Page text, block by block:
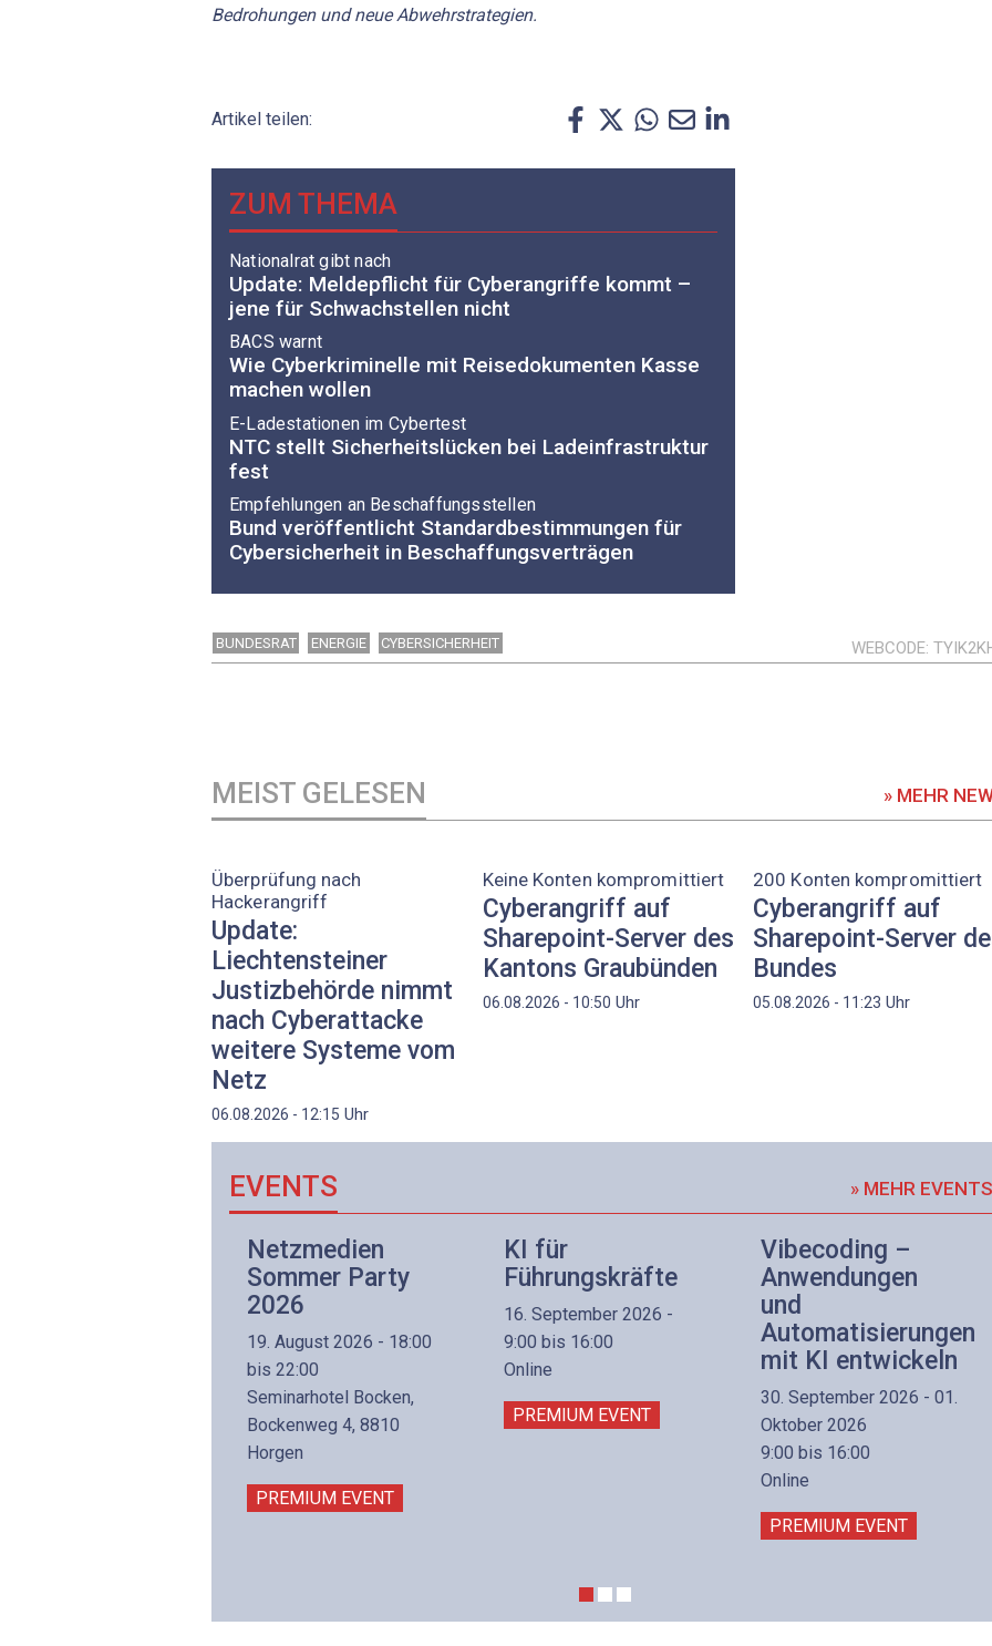
Bedrohungen und neue Abwehrstrategien.
Artikel teilen:
ZUM THEMA
Nationalrat gibt nach
Update: Meldepflicht für Cyberangriffe kommt –
jene für Schwachstellen nicht
BACS warnt
Wie Cyberkriminelle mit Reisedokumenten Kasse
machen wollen
E-Ladestationen im Cybertest
NTC stellt Sicherheitslücken bei Ladeinfrastruktur
fest
Empfehlungen an Beschaffungsstellen
Bund veröffentlicht Standardbestimmungen für
Cybersicherheit in Beschaffungsverträgen
BUNDESRAT ENERGIE CYBERSICHERHEIT WEBCODE
MEIST GELESEN » MEHR
Überprüfung nach
Hackerangriff
Update:
Liechtensteiner
Justizbehörde nimmt
nach Cyberattacke
weitere Systeme vom
Netz
06.08.2026 - 12:15 Uhr
Keine Konten kompromittiert
Cyberangriff auf
Sharepoint-Server des
Kantons Graubünden
06.08.2026 - 10:50 Uhr
200 Konten kompromittiert
Cyberangriff auf
Sharepoint-Server
Bundes
05.08.2026 - 11:23 Uhr
EVENTS » MEHR EVENTS
Netzmedien
Sommer Party
2026
19. August 2026 - 18:00
bis 22:00
Seminarhotel Bocken,
Bockenweg 4, 8810
Horgen
PREMIUM EVENT
KI für
Führungskräfte
16. September 2026 -
9:00 bis 16:00
Online
PREMIUM EVENT
Vibecoding –
Anwendungen
und
Automatisierungen
mit KI entwickeln
30. September 2026 - 01.
Oktober 2026
9:00 bis 16:00
Online
PREMIUM EVENT